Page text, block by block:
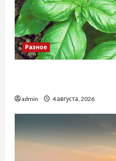
Разное
admin 4 августа, 2026